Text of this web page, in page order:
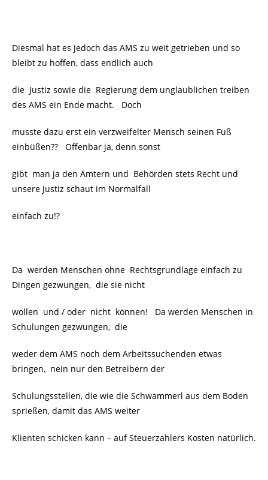
Diesmal hat es jedoch das AMS zu weit getrieben und so
bleibt zu hoffen, dass endlich auch
die Justiz sowie die Regierung dem unglaublichen treiben
des AMS ein Ende macht. Doch
musste dazu erst ein verzweifelter Mensch seinen Fuß
einbüßen?? Offenbar ja, denn sonst
gibt man ja den Ämtern und Behörden stets Recht und
unsere Justiz schaut im Normalfall
einfach zu!?
Da werden Menschen ohne Rechtsgrundlage einfach zu
Dingen gezwungen, die sie nicht
wollen und / oder nicht können! Da werden Menschen in
Schulungen gezwungen, die
weder dem AMS noch dem Arbeitssuchenden etwas
bringen, nein nur den Betreibern der
Schulungsstellen, die wie die Schwammerl aus dem Boden
sprießen, damit das AMS weiter
Klienten schicken kann – auf Steuerzahlers Kosten natürlich.